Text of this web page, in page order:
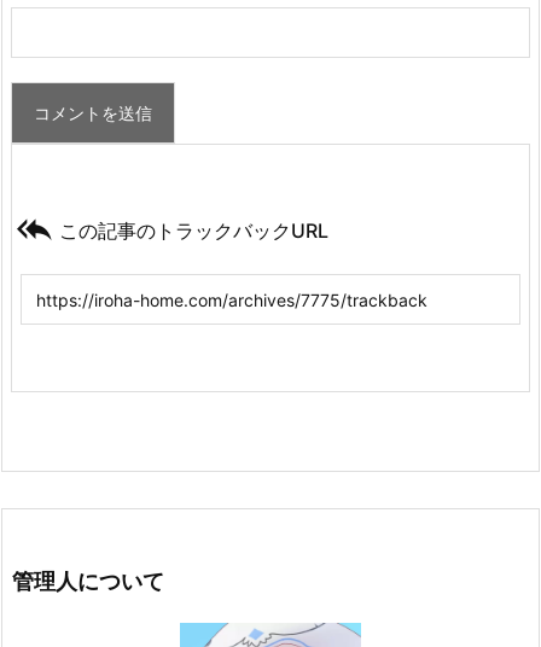
 この記事のトラックバックURL
管理人について